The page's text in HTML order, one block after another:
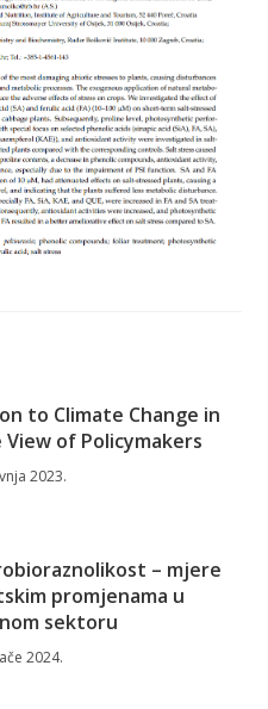
to Climate Change in
of Policymakers
2023.
– mjere
promjenama u
sektoru
2024.